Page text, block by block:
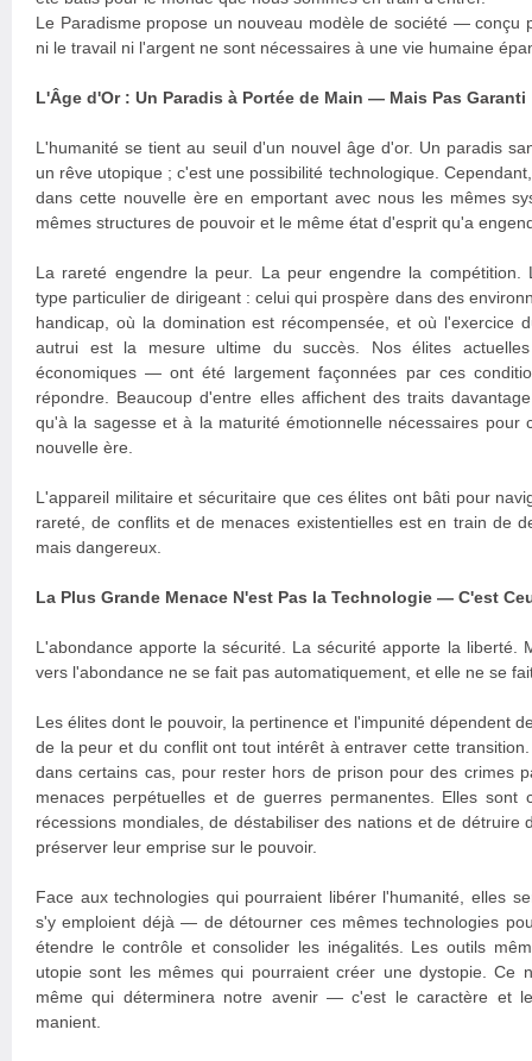
Le Paradisme propose un nouveau modèle de société — conçu
ni le travail ni l'argent ne sont nécessaires à une vie humaine
L'Âge d'Or : Un Paradis à Portée de Main — Mais Pas Garanti
L'humanité se tient au seuil d'un nouvel âge d'or. Un paradis
un rêve utopique ; c'est une possibilité technologique.
dans cette nouvelle ère en emportant avec nous les mêmes
mêmes structures de pouvoir et le même état d'esprit qu'a
La rareté engendre la peur. La peur engendre la compétition.
type particulier de dirigeant : celui qui prospère dans des
handicap, où la domination est récompensée, et où l'exercice
autrui est la mesure ultime du succès. Nos élites
économiques — ont été largement façonnées par ces
répondre. Beaucoup d'entre elles affichent des traits
qu'à la sagesse et à la maturité émotionnelle nécessaires pour
nouvelle ère.
L'appareil militaire et sécuritaire que ces élites ont bâti pour
rareté, de conflits et de menaces existentielles est en train de
mais dangereux.
La Plus Grande Menace N'est Pas la Technologie — C'est
L'abondance apporte la sécurité. La sécurité apporte la liberté.
vers l'abondance ne se fait pas automatiquement, et elle ne se
Les élites dont le pouvoir, la pertinence et l'impunité dépendent
de la peur et du conflit ont tout intérêt à entraver cette
dans certains cas, pour rester hors de prison pour des crimes
menaces perpétuelles et de guerres permanentes. Elles sont
récessions mondiales, de déstabiliser des nations et de détruire
préserver leur emprise sur le pouvoir.
Face aux technologies qui pourraient libérer l'humanité, elles
s'y emploient déjà — de détourner ces mêmes technologies
étendre le contrôle et consolider les inégalités. Les outils
utopie sont les mêmes qui pourraient créer une dystopie. Ce
même qui déterminera notre avenir — c'est le caractère et
manient.